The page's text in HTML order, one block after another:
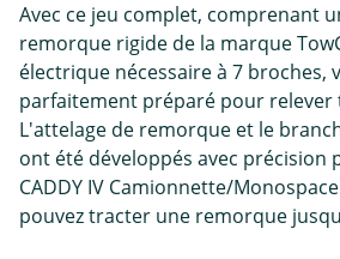
Avec ce jeu complet, comprenant
remorque rigide de la marque
électrique nécessaire à 7 broches,
parfaitement préparé pour relever
L'attelage de remorque et le
ont été développés avec précision
CADDY IV Camionnette/
pouvez tracter une remorque